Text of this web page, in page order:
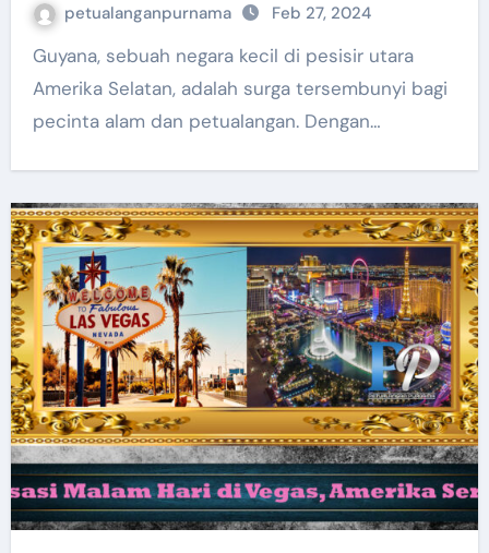
petualanganpurnama Feb 27, 2024
Guyana, sebuah negara kecil di pesisir utara
Amerika Selatan, adalah surga tersembunyi bagi
pecinta alam dan petualangan. Dengan…